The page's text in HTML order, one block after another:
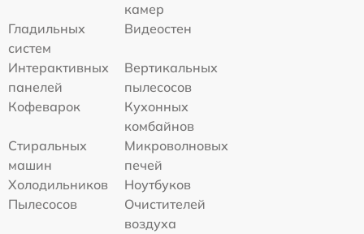
камер
Гладильных
систем
Видеостен
Интерактивных
панелей
Вертикальных
пылесосов
Кофеварок
Кухонных
комбайнов
Стиральных
машин
Микроволновых
печей
Холодильников
Ноутбуков
Пылесосов
Очистителей
воздуха